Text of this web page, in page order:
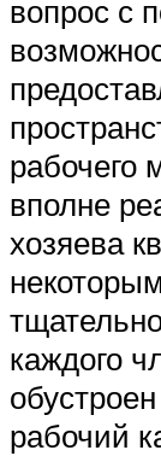
вопрос с
рабочего
вполне
хозяева
каждого
рабочий